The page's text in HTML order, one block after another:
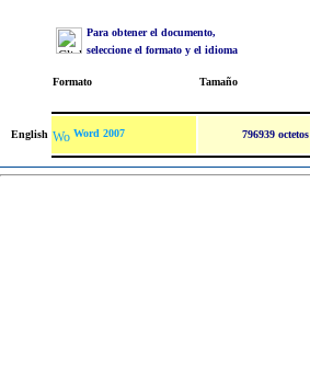
Para obtener el documento,
seleccione el formato y el idioma
Formato Tamaño
English Word 2007 796939 octetos